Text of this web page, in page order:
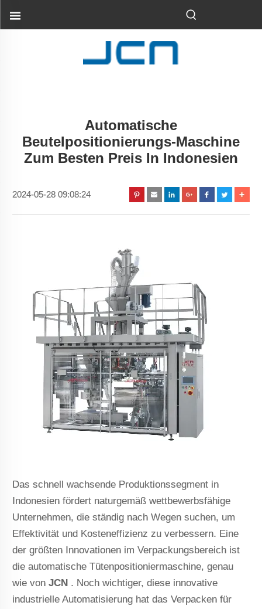
Automatische
Beutelpositionierungs-Maschine
Zum Besten Preis In Indonesien
2024-05-28 09:08:24
Das schnell wachsende Produktionssegment in
Indonesien fördert naturgemäß wettbewerbsfähige
Unternehmen, die ständig nach Wegen suchen, um
Effektivität und Kosteneffizienz zu verbessern. Eine
der größten Innovationen im Verpackungsbereich ist
die automatische Tütenpositioniermaschine, genau
wie vonJCN . Noch wichtiger, diese innovative
industrielle Automatisierung hat das Verpacken für